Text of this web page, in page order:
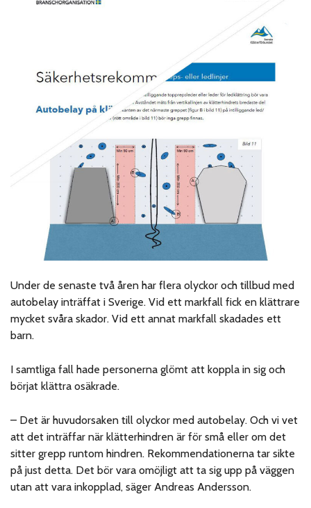
Under de senaste två åren har flera olyckor och tillbud med
autobelay inträffat i Sverige. Vid ett markfall fick en klättrare
mycket svåra skador. Vid ett annat markfall skadades ett
barn.
I samtliga fall hade personerna glömt att koppla in sig och
börjat klättra osäkrade.
– Det är huvudorsaken till olyckor med autobelay. Och vi vet
att det inträffar när klätterhindren är för små eller om det
sitter grepp runtom hindren. Rekommendationerna tar sikte
på just detta. Det bör vara omöjligt att ta sig upp på väggen
utan att vara inkopplad, säger Andreas Andersson.